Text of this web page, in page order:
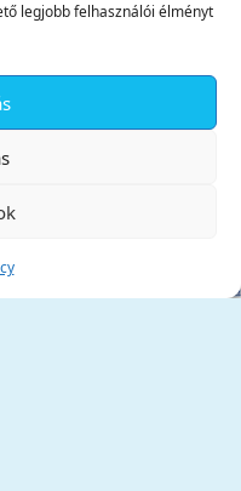
legjobb felhasználói élményt
✕